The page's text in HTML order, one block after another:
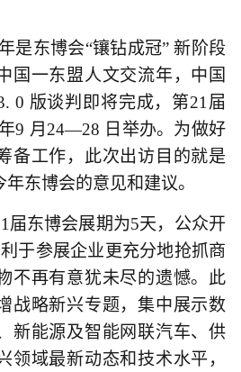
是东博会“镶钻成冠” 新阶段
国一东盟人文交流年，中国
0 版谈判即将完成，第21届
9 月24—28 日举办。为做好
备工作，此次出访目的就是
东博会的意见和建议。
届东博会展期为5天，公众开
于参展企业更充分地抢抓商
不再有意犹未尽的遗憾。此
战略新兴专题，集中展示数
新能源及智能网联汽车、供
领域最新动态和技术水平，